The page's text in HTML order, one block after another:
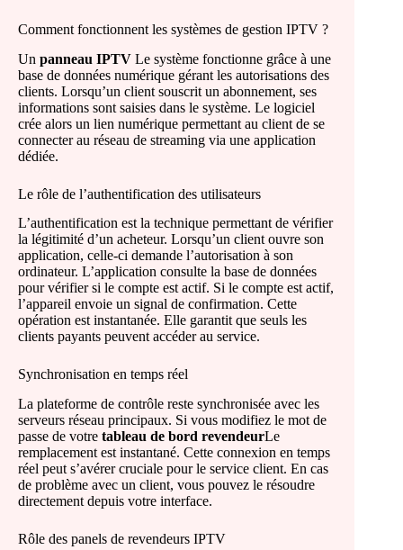
Comment fonctionnent les systèmes de gestion IPTV ?
Un panneau IPTV Le système fonctionne grâce à une
base de données numérique gérant les autorisations des
clients. Lorsqu’un client souscrit un abonnement, ses
informations sont saisies dans le système. Le logiciel
crée alors un lien numérique permettant au client de se
connecter au réseau de streaming via une application
dédiée.
Le rôle de l’authentification des utilisateurs
L’authentification est la technique permettant de vérifier
la légitimité d’un acheteur. Lorsqu’un client ouvre son
application, celle-ci demande l’autorisation à son
ordinateur. L’application consulte la base de données
pour vérifier si le compte est actif. Si le compte est actif,
l’appareil envoie un signal de confirmation. Cette
opération est instantanée. Elle garantit que seuls les
clients payants peuvent accéder au service.
Synchronisation en temps réel
La plateforme de contrôle reste synchronisée avec les
serveurs réseau principaux. Si vous modifiez le mot de
passe de votre tableau de bord revendeurLe
remplacement est instantané. Cette connexion en temps
réel peut s’avérer cruciale pour le service client. En cas
de problème avec un client, vous pouvez le résoudre
directement depuis votre interface.
Rôle des panels de revendeurs IPTV